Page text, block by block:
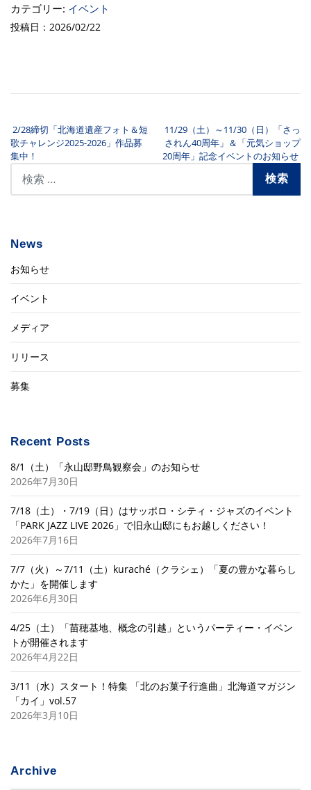
カテゴリー: イベント
投稿日：2026/02/22
投稿ナビゲーション
2/28締切「北海道遺産フォト＆短
歌チャレンジ2025-2026」作品募
集中！
11/29（土）～11/30（日）「さっ
されん40周年」＆「元気ショップ
20周年」記念イベントのお知らせ
News
お知らせ
イベント
メディア
リリース
募集
Recent Posts
8/1（土）「永山邸野鳥観察会」のお知らせ
2026年7月30日
7/18（土）・7/19（日）はサッポロ・シティ・ジャズのイベント
「PARK JAZZ LIVE 2026」で旧永山邸にもお越しください！
2026年7月16日
7/7（火）～7/11（土）kuraché（クラシェ）「夏の豊かな暮らし
かた」を開催します
2026年6月30日
4/25（土）「苗穂基地、概念の引越」というパーティー・イベン
トが開催されます
2026年4月22日
3/11（水）スタート！特集 「北のお菓子行進曲」北海道マガジン
「カイ」vol.57
2026年3月10日
Archive